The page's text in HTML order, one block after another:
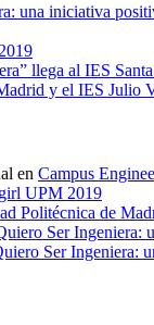
una iniciativa
llega al IES
y el IES Julio
en Campus
UPM 2019
Politécnica de
Ser Ingeniera:
Ser Ingeniera: